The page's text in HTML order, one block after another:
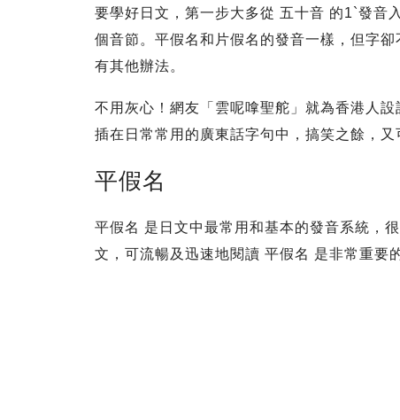
要學好日文，第一步大多從 五十音 的1`發音
個音節。平假名和片假名的發音一樣，但字
有其他辦法。
不用灰心！網友「雲呢嗱聖舵」就為香港人
插在日常常用的廣東話字句中，搞笑之餘，又
平假名
平假名 是日文中最常用和基本的發音系統，
文，可流暢及迅速地閱讀 平假名 是非常重要的